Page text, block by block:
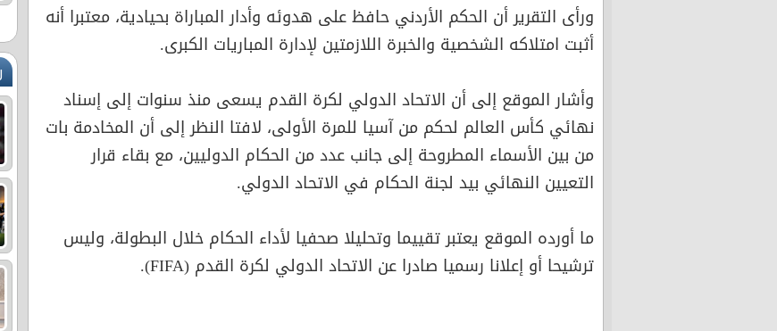
ورأى التقرير أن الحكم الأردني حافظ على هدوئه وأدار المباراة بحيادية، معتبرا أنه
أثبت امتلاكه الشخصية والخبرة اللازمتين لإدارة المباريات الكبرى.
وأشار الموقع إلى أن الاتحاد الدولي لكرة القدم يسعى منذ سنوات إلى إسناد
نهائي كأس العالم لحكم من آسيا للمرة الأولى، لافتا النظر إلى أن المخادمة بات
من بين الأسماء المطروحة إلى جانب عدد من الحكام الدوليين، مع بقاء قرار
التعيين النهائي بيد لجنة الحكام في الاتحاد الدولي.
ما أورده الموقع يعتبر تقييما وتحليلا صحفيا لأداء الحكام خلال البطولة، وليس
ترشيحا أو إعلانا رسميا صادرا عن الاتحاد الدولي لكرة القدم (FIFA).